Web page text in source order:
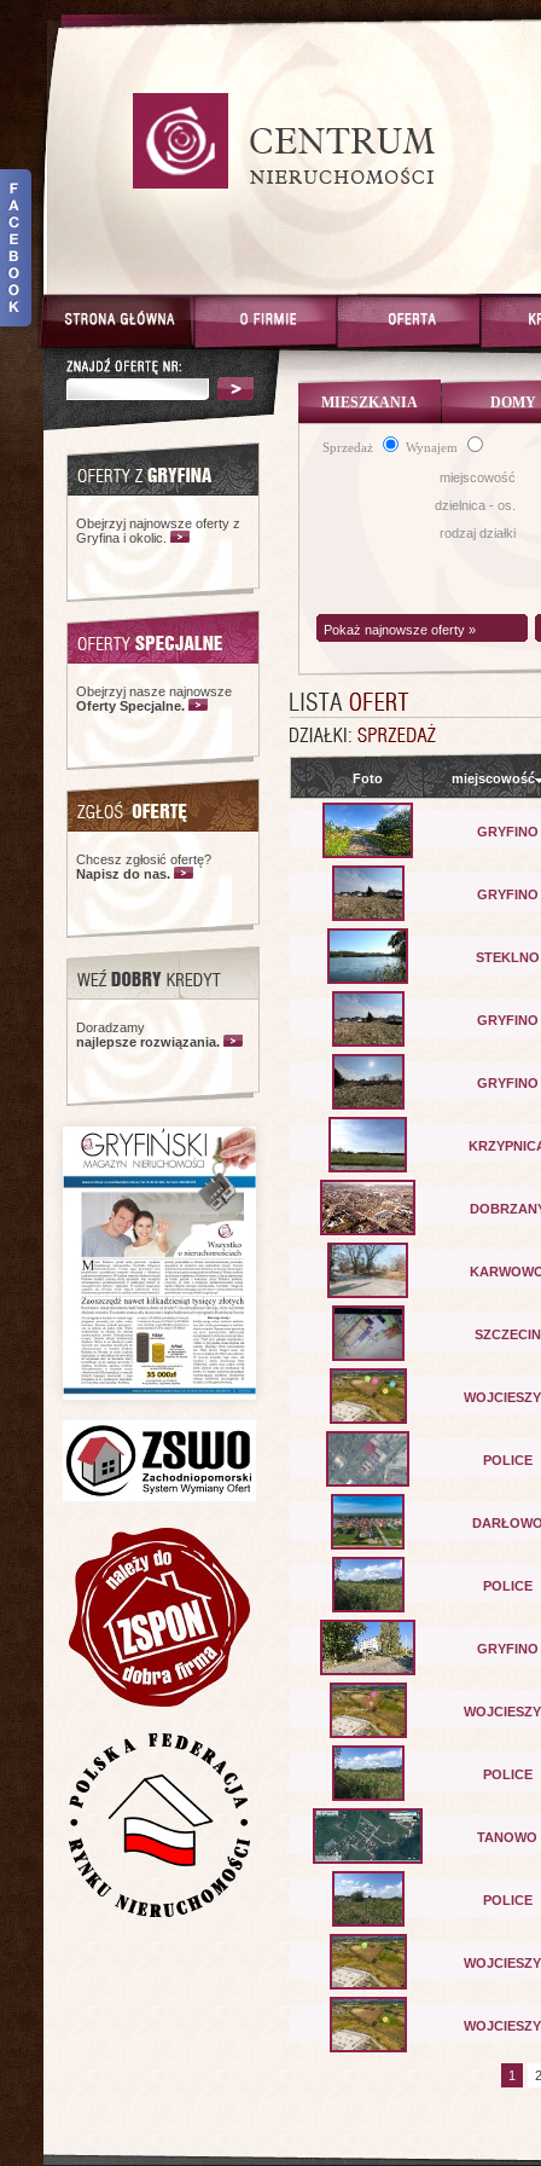
Obejrzyj najnowsze oferty z
Gryfina i okolic.
Obejrzyj nasze najnowsze
Oferty Specjalne.
Chcesz zgłosić ofertę?
Napisz do nas.
Doradzamy
najlepsze rozwiązania.
Sprzedaż Wynajem
MIESZKANIA DOMY
miejscowość
dzielnica - os.
rodzaj działki
Pokaż najnowsze oferty »
Foto miejscowość
GRYFINO
GRYFINO
STEKLNO
GRYFINO
GRYFINO
SZCZECIN
POLICE
POLICE
GRYFINO
POLICE
TANOWO
POLICE
1 2